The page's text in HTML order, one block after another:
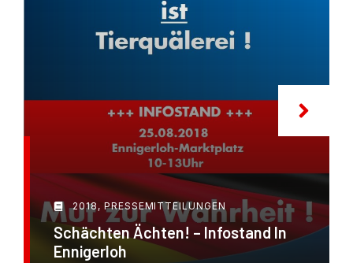
2018 , PRESSEMITTEILUNGEN
Schächten Ächten! – Infostand In
Ennigerloh